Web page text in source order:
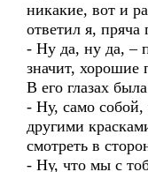
никакие, вот и
ответил я, пряча
- Ну да, ну да, –
значит, хорошие
В его глазах
- Ну, само собой,
другими
смотреть в
- Ну, что мы с